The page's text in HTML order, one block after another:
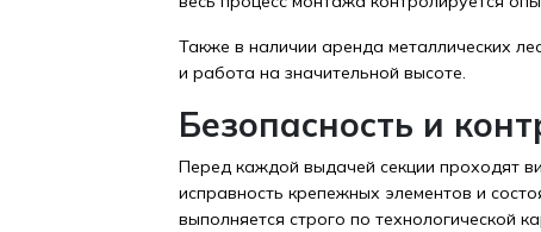
Также в наличии аренда металлических
и работа на значительной высоте.
Безопасность и
Перед каждой выдачей секции проходят
исправность крепежных элементов и
выполняется строго по технологической